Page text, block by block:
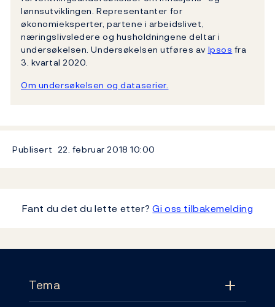
lønnsutviklingen. Representanter for
økonomieksperter, partene i arbeidslivet,
næringslivsledere og husholdningene deltar i
undersøkelsen. Undersøkelsen utføres avIpsos fra
3. kvartal 2020.
Om undersøkelsen og dataserier.
Publisert 22. februar 201810:00
Fant du det du lette etter?Gi oss tilbakemelding
Tema